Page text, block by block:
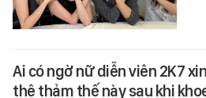
Ai có ngờ nữ diễn viên 2K7
thê thảm thế này sau khi